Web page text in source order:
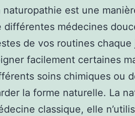
naturopathie est une
différentes médecines
de vos routines
facilement certaines
soins chimiques ou
la forme naturelle. La
classique, elle